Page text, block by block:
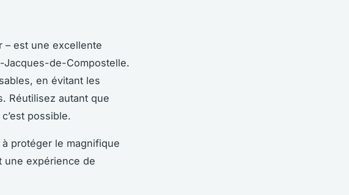
– est une excellente
Jacques-de-Compostelle.
en évitant les
Réutilisez autant que
possible.
protéger le magnifique
une expérience de